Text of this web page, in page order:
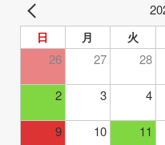
日 月 火
26 27 28
2 3 4
9 10 11